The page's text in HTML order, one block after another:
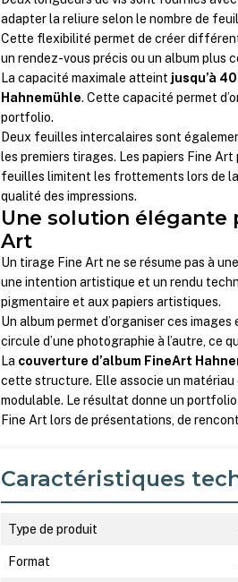
adapter la reliure selon le nombre de
Cette flexibilité permet de créer
un rendez-vous précis ou un album plus
La capacité maximale atteint jusqu’à
Hahnemühle. Cette capacité permet
portfolio.
Deux feuilles intercalaires sont
les premiers tirages. Les papiers Fine
feuilles limitent les frottements lors de
qualité des impressions.
Une solution élégante
Art
Un tirage Fine Art ne se résume pas à
une intention artistique et un rendu
pigmentaire et aux papiers artistiques.
Un album permet d’organiser ces
circule d’une photographie à l’autre, ce
La couverture d’album FineArt
cette structure. Elle associe un
modulable. Le résultat donne un
Fine Art lors de présentations, de
Caractéristiques
Type de produit
Format